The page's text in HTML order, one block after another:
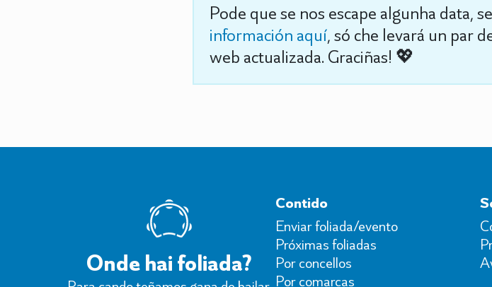
Pode que se nos escape algunha data,
información aquí, só che levará un par
web actualizada. Graciñas! 💖
Onde hai foliada?
Contido
Enviar foliada/evento
Próximas foliadas
Por concellos
Por comarcas